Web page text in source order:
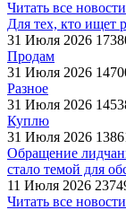
Читать все новости
Для тех, кто ищет
31 Июля 2026
Продам
31 Июля 2026
Разное
31 Июля 2026
Куплю
31 Июля 2026
Обращение
стало темой для
11 Июля 2026
Читать все новости